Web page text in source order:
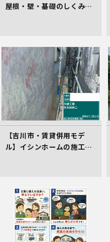
屋根・壁・基礎のしくみが
【吉川市・賃貸併用モデ
ル】イシンホームの施工現